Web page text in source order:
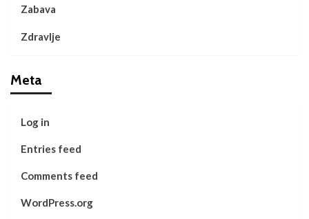
Zabava
Zdravlje
Meta
Log in
Entries feed
Comments feed
WordPress.org